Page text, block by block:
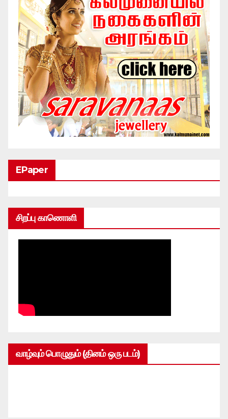
EPaper
சிறப்பு காணொளி
வாழ்வும் பொழுதும் (தினம் ஒரு படம்)